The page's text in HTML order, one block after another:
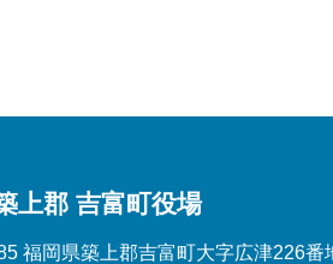
上郡 吉富町役場
福岡県築上郡吉富町大字広津226番